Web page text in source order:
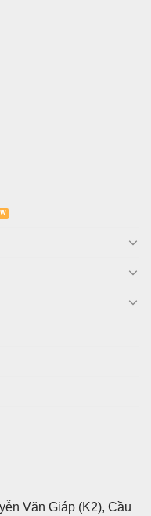
Văn Giáp (K2), Cầu